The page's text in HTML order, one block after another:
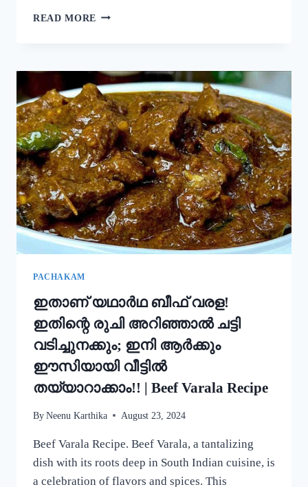
READ MORE റാഗി
രുചി
കൂടാനും
ഈ
ഒരു
പൊടികൈ
ചെയ്യൂ!
പഞ്ഞിക്കെട്ട്
പോലെ
ഒരു
റാഗി
പുട്ട്!
|
SPECIAL
PACHAKAM
ഇതാണ് യഥാർഥ ബീഫ് വരള!
ഇതിന്റെ രുചി അറിഞ്ഞാൽ ചട്ടി
വടിച്ചുനക്കും; ഇനി ആർക്കും
ഈസിയായി വീട്ടിൽ
തയ്യാറാക്കാം!! | Beef Varala Recipe
By Neenu Karthika August 23, 2024
Beef Varala Recipe. Beef Varala, a tantalizing
dish with its roots deep in South Indian cuisine, is
a celebration of flavors and spices. This